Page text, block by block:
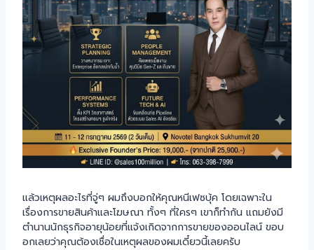
แล้วเหตุผลอะไรที่จู่ๆ ผมถึงบอกให้คุณหนีเฟซบุ้ค โดยเฉพาะใน
เรื่องการขายสินค้าและโฆษณา ทั้งๆ ที่ใครๆ เขาก็ทำกัน แถมยังมี
ตำนานนักธุรกิจอายุน้อยที่แจ้งเกิดจากการขายของออนไลน์ ขอบ
อกเลยว่าคุณต้องเชื่อในเหตุผลของผมเดี๋ยวนี้เลยครับ